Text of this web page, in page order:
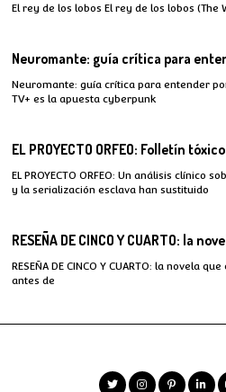
El rey de los lobos El rey de los lobos (The
Neuromante: guía crítica para
Neuromante: guía crítica para entender
TV+ es la apuesta cyberpunk
EL PROYECTO ORFEO: Folletín
EL PROYECTO ORFEO: Un análisis clínico
y la serialización esclava han sustituido
RESEÑA DE CINCO Y CUARTO: la
RESEÑA DE CINCO Y CUARTO: la novela
antes de